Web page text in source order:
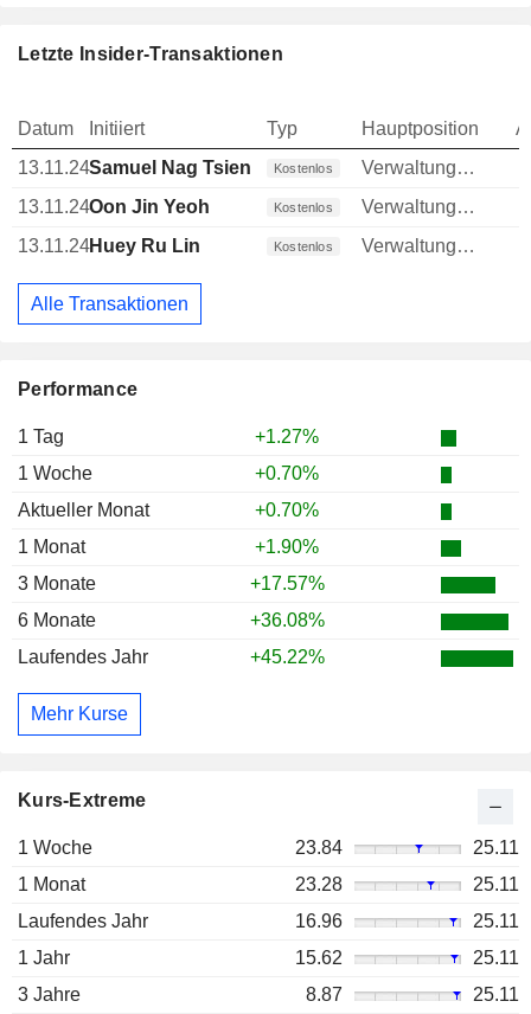
Performance
1 Tag
+1.27%
1 Woche
+0.70%
Aktueller Monat
+0.70%
1 Monat
+1.90%
3 Monate
+17.57%
6 Monate
+36.08%
Laufendes Jahr
+45.22%
Mehr Kurse
Kurs-Extreme
1 Woche 23.84
25.11
1 Monat
23.28
25.11
Laufendes Jahr
16.96
25.11
1 Jahr
15.62
25.11
3 Jahre
8.87
25.11
Letzte Insider-Transaktionen
Datum Initiiert Typ Hauptposition
13.11.24Samuel Nag Tsien Kostenlos Verwaltungsratsmitglied
13.11.24Oon Jin Yeoh Kostenlos Verwaltungsratsmitglied
13.11.24Huey Ru Lin Kostenlos Verwaltungsratsmitglied
Alle Transaktionen